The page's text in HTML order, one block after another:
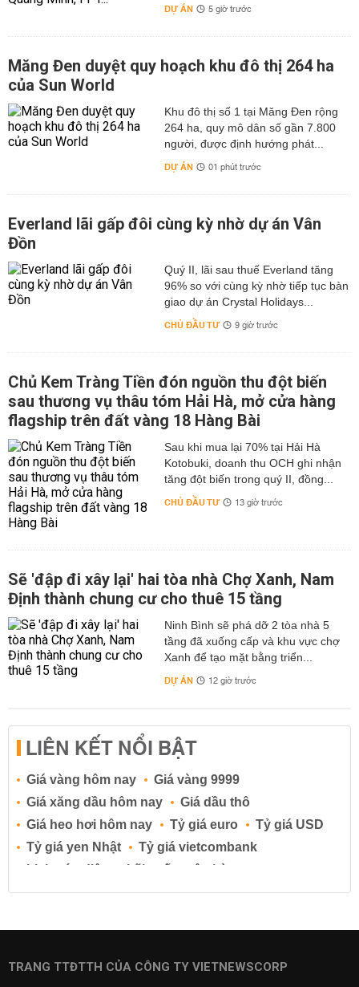
DỰ ÁN 5 giờ trước
Măng Đen duyệt quy hoạch khu đô thị 264 ha
của Sun World
Khu đô thị số 1 tại Măng Đen rộng
264 ha, quy mô dân số gần 7.800
người, được định hướng phát...
DỰ ÁN 01 phút trước
Everland lãi gấp đôi cùng kỳ nhờ dự án Vân
Đồn
Quý II, lãi sau thuế Everland tăng
96% so với cùng kỳ nhờ tiếp tục bàn
giao dự án Crystal Holidays...
CHỦ ĐẦU TƯ 9 giờ trước
Chủ Kem Tràng Tiền đón nguồn thu đột biến
sau thương vụ thâu tóm Hải Hà, mở cửa hàng
flagship trên đất vàng 18 Hàng Bài
Sau khi mua lại 70% tại Hải Hà
Kotobuki, doanh thu OCH ghi nhận
tăng đột biến trong quý II, đồng...
CHỦ ĐẦU TƯ 13 giờ trước
Sẽ 'đập đi xây lại' hai tòa nhà Chợ Xanh, Nam
Định thành chung cư cho thuê 15 tầng
Ninh Bình sẽ phá dỡ 2 tòa nhà 5
tầng đã xuống cấp và khu vực chợ
Xanh để tạo mặt bằng triển...
DỰ ÁN 12 giờ trước
LIÊN KẾT NỔI BẬT
Giá vàng hôm nay
Giá vàng 9999
Giá xăng dầu hôm nay
Giá dầu thô
Giá heo hơi hôm nay
Tỷ giá euro
Tỷ giá USD
Tỷ giá yen Nhật
Tỷ giá vietcombank
Lịch cúp điện
Lãi suất ngân hàng
Lãi suất tiết kiệm
Lãi suất tiền gửi
Lãi suất ngân hàng BIDV
TRANG TTĐTTH CỦA CÔNG TY VIETNEWSCORP